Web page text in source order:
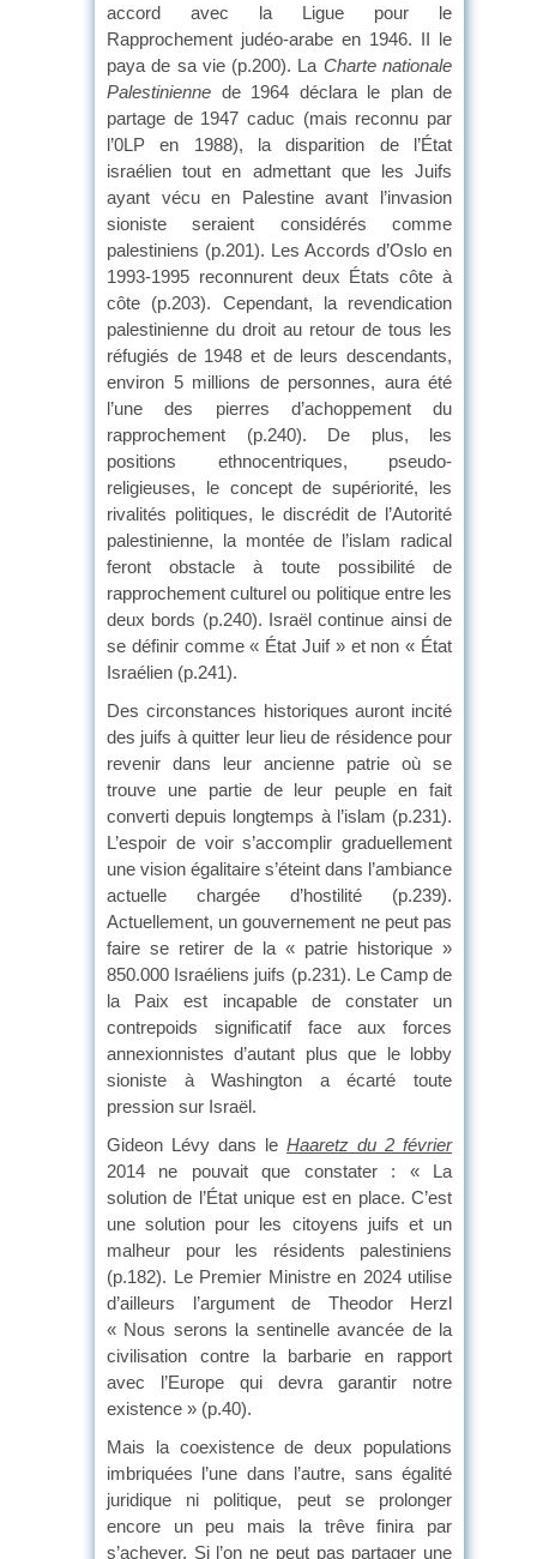
accord avec la Ligue pour le
Rapprochement judéo-arabe en 1946. II le
paya de sa vie (p.200). La Charte nationale
Palestinienne de 1964 déclara le plan de
partage de 1947 caduc (mais reconnu par
l’0LP en 1988), la disparition de l’État
israélien tout en admettant que les Juifs
ayant vécu en Palestine avant l’invasion
sioniste seraient considérés comme
palestiniens (p.201). Les Accords d’Oslo en
1993-1995 reconnurent deux États côte à
côte (p.203). Cependant, la revendication
palestinienne du droit au retour de tous les
réfugiés de 1948 et de leurs descendants,
environ 5 millions de personnes, aura été
l’une des pierres d’achoppement du
rapprochement (p.240). De plus, les
positions ethnocentriques, pseudo-
religieuses, le concept de supériorité, les
rivalités politiques, le discrédit de l’Autorité
palestinienne, la montée de l’islam radical
feront obstacle à toute possibilité de
rapprochement culturel ou politique entre les
deux bords (p.240). Israël continue ainsi de
se définir comme « État Juif » et non « État
Israélien (p.241).
Des circonstances historiques auront incité
des juifs à quitter leur lieu de résidence pour
revenir dans leur ancienne patrie où se
trouve une partie de leur peuple en fait
converti depuis longtemps à l’islam (p.231).
L’espoir de voir s’accomplir graduellement
une vision égalitaire s’éteint dans l’ambiance
actuelle chargée d’hostilité (p.239).
Actuellement, un gouvernement ne peut pas
faire se retirer de la « patrie historique »
850.000 Israéliens juifs (p.231). Le Camp de
la Paix est incapable de constater un
contrepoids significatif face aux forces
annexionnistes d’autant plus que le lobby
sioniste à Washington a écarté toute
pression sur Israël.
Gideon Lévy dans le Haaretz du 2 février
2014 ne pouvait que constater : « La
solution de l’État unique est en place. C’est
une solution pour les citoyens juifs et un
malheur pour les résidents palestiniens
(p.182). Le Premier Ministre en 2024 utilise
d’ailleurs l’argument de Theodor Herzl
« Nous serons la sentinelle avancée de la
civilisation contre la barbarie en rapport
avec l’Europe qui devra garantir notre
existence » (p.40).
Mais la coexistence de deux populations
imbriquées l’une dans l’autre, sans égalité
juridique ni politique, peut se prolonger
encore un peu mais la trêve finira par
s’achever. Si l’on ne peut pas partager une